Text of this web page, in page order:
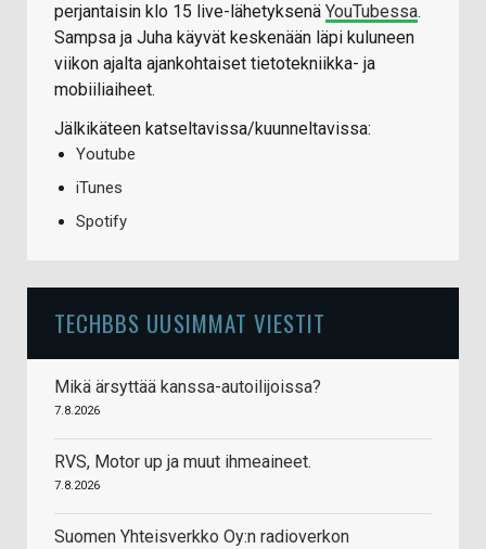
perjantaisin klo 15 live-lähetyksenä YouTubessa.
Sampsa ja Juha käyvät keskenään läpi kuluneen
viikon ajalta ajankohtaiset tietotekniikka- ja
mobiiliaiheet.
Jälkikäteen katseltavissa/kuunneltavissa:
Youtube
iTunes
Spotify
TECHBBS UUSIMMAT VIESTIT
Mikä ärsyttää kanssa-autoilijoissa?
7.8.2026
RVS, Motor up ja muut ihmeaineet.
7.8.2026
Suomen Yhteisverkko Oy:n radioverkon